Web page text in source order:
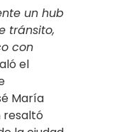
un hub
tránsito,
con
el
María
resaltó